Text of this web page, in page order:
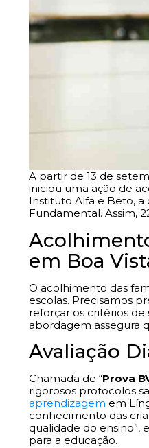
A partir de 13 de
iniciou uma ação de
Instituto Alfa e Beto, a
Fundamental. Assim,
em Boa
O acolhimento das
escolas. Precisamos
reforçar os critérios de
abordagem assegura
Avaliação
Chamada de “Prova
rigorosos protocolos
aprendizagem em
conhecimento das
qualidade do ensino”,
para a educação.